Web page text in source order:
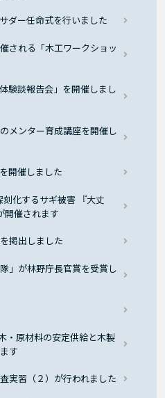
ダー任命式を行いました
される「木工ワークショッ
験談報告会」を開催しまし
メンター育成講座を開催し
開催しました
化するサギ被害 『大丈
開催されます
掲出しました
」が林野庁長官賞を受賞し
・原材料の安定供給と木製
す
実習（２）が行われました